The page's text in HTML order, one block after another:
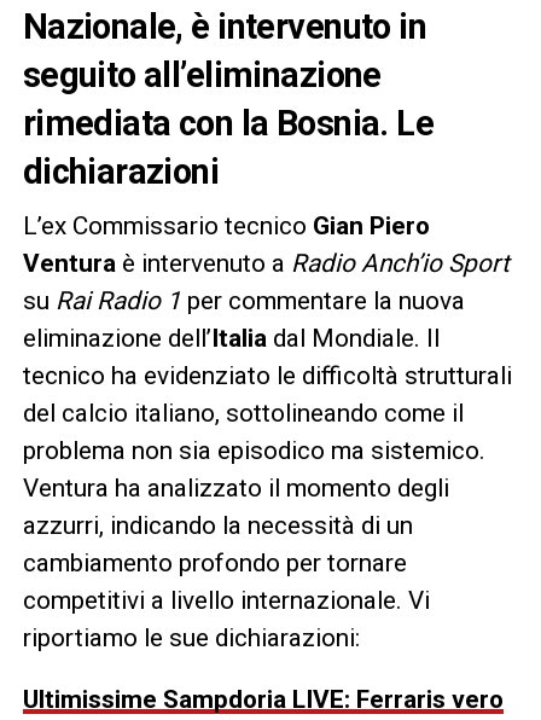
Nazionale, è intervenuto in
seguito all’eliminazione
rimediata con la Bosnia. Le
dichiarazioni
L’ex Commissario tecnico Gian Piero
Venturaè intervenuto a Radio Anch’io Sport
su Rai Radio 1 per commentare la nuova
eliminazione dell’Italiadal Mondiale. Il
tecnico ha evidenziato le difficoltà strutturali
del calcio italiano, sottolineando come il
problema non sia episodico ma sistemico.
Ventura ha analizzato il momento degli
azzurri, indicando la necessità di un
cambiamento profondo per tornare
competitivi a livello internazionale. Vi
riportiamo le sue dichiarazioni:
Ultimissime Sampdoria LIVE: Ferraris vero